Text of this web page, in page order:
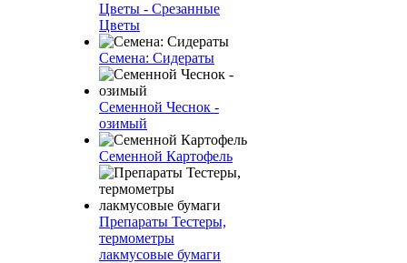
Цветы - Срезанные
Цветы
Семена: Сидераты
Семенной Чеснок -
озимый
Семенной Картофель
Препараты Тестеры,
термометры
лакмусовые бумаги